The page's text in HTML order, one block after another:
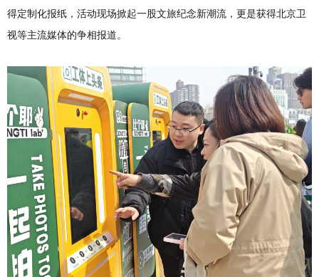
得定制化报纸，活动现场掀起一股文旅纪念新潮流，更是获得北京卫
视等主流媒体的争相报道。